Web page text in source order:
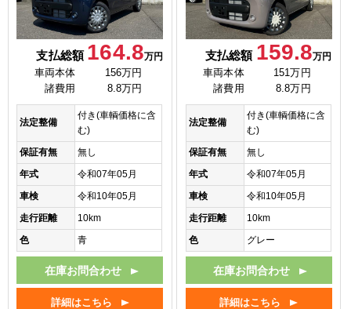
支払総額 164.8万円
車両本体
156万円
諸費用
8.8万円
法定整備
付き(車輌価格に含
む)
保証有無
無し
年式
令和07年05月
車検
令和10年05月
走行距離
10km
色
青
在庫お問合わせ
詳細はこちら
支払総額 159.8万円
車両本体
151万円
諸費用
8.8万円
法定整備
付き(車輌価格に含
む)
保証有無
無し
年式
令和07年05月
車検
令和10年05月
走行距離
10km
色
グレー
在庫お問合わせ
詳細はこちら